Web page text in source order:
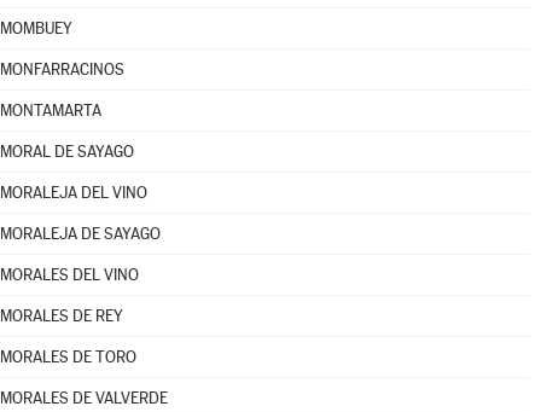
MOMBUEY
MONFARRACINOS
MONTAMARTA
MORAL DE SAYAGO
MORALEJA DEL VINO
MORALEJA DE SAYAGO
MORALES DEL VINO
MORALES DE REY
MORALES DE TORO
MORALES DE VALVERDE